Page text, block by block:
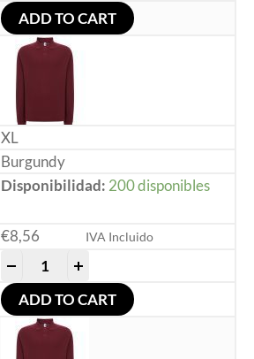
ADD TO CART
XL
Burgundy
Disponibilidad: 200 disponibles
€8,56 IVA Incluido
ADD TO CART